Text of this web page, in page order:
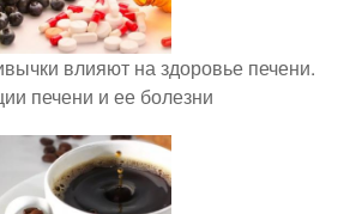
влияют на здоровье печени.
печени и ее болезни